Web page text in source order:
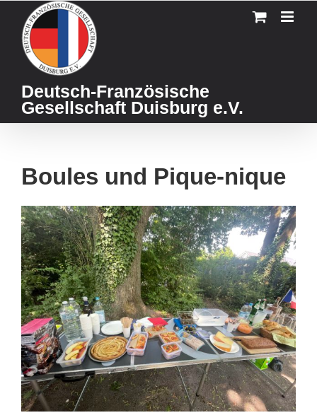
content
Deutsch-Französische
Gesellschaft Duisburg e.V.
Boules und Pique-nique